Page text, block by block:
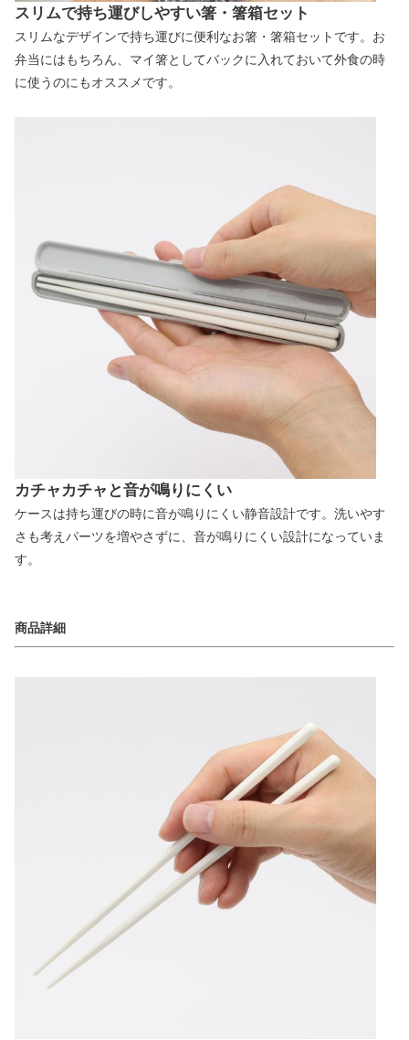
スリムで持ち運びしやすい箸・箸箱セット
スリムなデザインで持ち運びに便利なお箸・箸箱セットです。お
弁当にはもちろん、マイ箸としてバックに入れておいて外食の時
に使うのにもオススメです。
カチャカチャと音が鳴りにくい
ケースは持ち運びの時に音が鳴りにくい静音設計です。洗いやす
さも考えパーツを増やさずに、音が鳴りにくい設計になっていま
す。
商品詳細